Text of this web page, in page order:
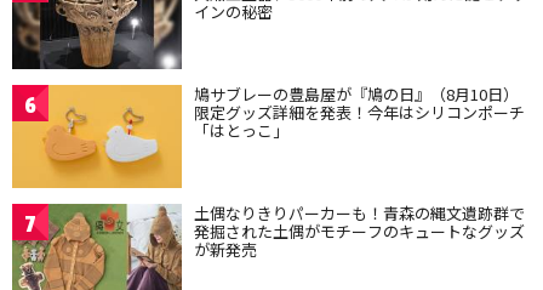
インの秘密
6 鳩サブレーの豊島屋が『鳩の日』（8月10日）
限定グッズ詳細を発表！今年はシリコンポーチ
「はとっこ」
7 土偶なりきりパーカーも！青森の縄文遺跡群で
発掘された土偶がモチーフのキュートなグッズ
が新発売